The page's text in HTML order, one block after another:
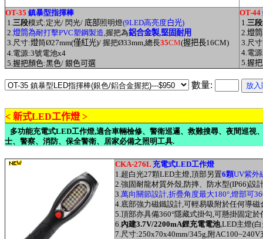
OT-35 鎮暴型指揮棒
1. 三段模式:定光/ 閃光/ 底部照明燈(9LED高亮度白光)
2. 燈筒為耐打擊PVC塑鋼製造 ,握把為鋁合金製,堅固耐用
3.尺寸:燈筒Ø27mm(僅紅光)/ 握把Ø33mm,總長35CM(握把長16CM)
4.電源:3號電池x4
5. 握把顏色:黑色/ 銀色可選
OT-44
1. 三段
2. 燈
3.尺
4.電
5. 握
數量:
< 新式LED工作燈>
多功能充電式LED工作燈,適合車輛檢修、警衛巡邏、救難搜尋、夜間巡視
士、警察、消防、保全警衛、居家必備之照明工具.
CKA-276L 充電式LED工作燈
1.超白光27顆LED主燈,頂部另置6顆UV紫外
2.強固耐龍材質外殼,防摔、防水型(IP66)設
3. 萬向關節設計,折疊角度最大180°,燈部可
4.底部強力磁鐵設計,可輕易吸附於任何導磁
5.頂部亦具備360°隱藏式掛勾,可懸掛固定於
6. 內建3.7V/2200mA鋰充電電池,LED主燈(
7.尺寸:250x70x40mm/345g,附AC100~240V